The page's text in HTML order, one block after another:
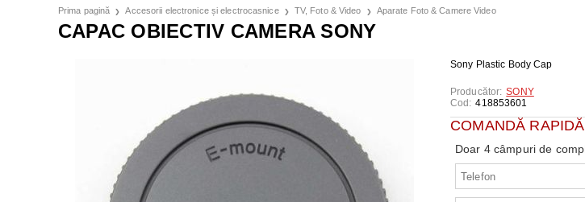
TELEFOANE ȘI TABLETE CABLURI DE DATE ȘI ÎNCĂRCARE
HUSE, CAPACE TELEFOANE ȘI TABLETE
ACUMULATORI PORTABILI
ÎNCĂRCARE WIRELESS
ESPRESSOARE ȘI CAFETIERE
ÎNGRIJIRE PERSONALĂ
FRIGIDERE SI COMBINE FRIGORIFICE
PIESE DE SCHIMB
Espressoare
Masini de spalat si Uscatoare
Frigidere și combine
frigorifice
Stații și mașini de călcat
Cuptoare cu microunde
LICHIDARE STOC
SUVENIRURI
Prima pagină Accesorii electronice și electrocasnice TV, Foto & Video Aparate Foto & Camere Video
CAPAC OBIECTIV CAMERA SONY
Sony Plastic Body Cap
Producător: SONY
Cod: 418853601
COMANDĂ RAPIDĂ
Doar 4 câmpuri de